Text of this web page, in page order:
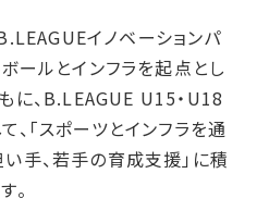
イノベーションパ
ールとインフラを起点とし
に、B.LEAGUE U15・U18
「スポーツとインフラを通
手、若手の育成支援」に積
。